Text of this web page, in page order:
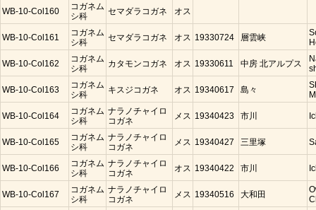
WB-10-Col160
コガネム
シ科
セマダラコガネ オス
WB-10-Col161
コガネム
シ科
セマダラコガネ オス 19330724 層雲峡
WB-10-Col162
コガネム
シ科
カタモンコガネ オス 19330611 中房 北アルプス
WB-10-Col163
コガネム
シ科
キスジコガネ オス 19340617 島々
WB-10-Col164
コガネム
シ科
ナラノチャイロ
コガネ
メス 19340423 市川
WB-10-Col165
コガネム
シ科
ナラノチャイロ
コガネ
メス 19340427 三里塚
WB-10-Col166
コガネム
シ科
ナラノチャイロ
コガネ
オス 19340422 市川
WB-10-Col167
コガネム
シ科
ナラノチャイロ
コガネ
メス 19340516 大和田